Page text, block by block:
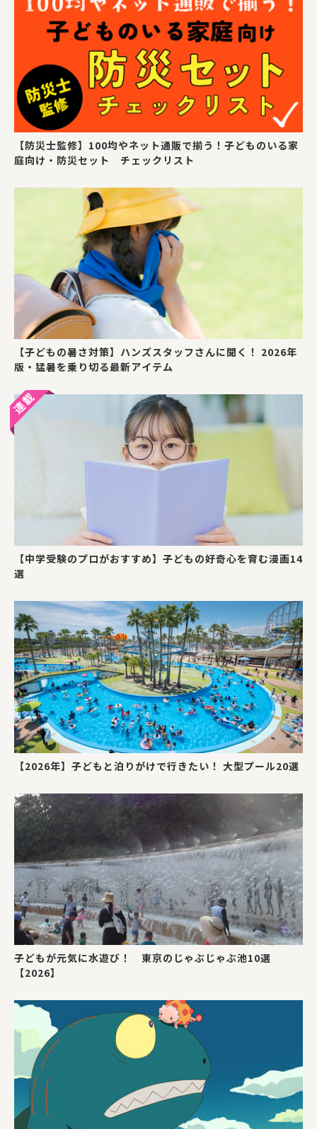
【防災士監修】100均やネット通販で揃う！子どものいる家
庭向け・防災セット チェックリスト
【子どもの暑さ対策】ハンズスタッフさんに聞く！ 2026年
版・猛暑を乗り切る最新アイテム
【中学受験のプロがおすすめ】子どもの好奇心を育む漫画14
選
【2026年】子どもと泊りがけで行きたい！ 大型プール20選
子どもが元気に水遊び！ 東京のじゃぶじゃぶ池10選
【2026】